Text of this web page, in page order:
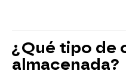
¿Qué tipo de
almacenada?